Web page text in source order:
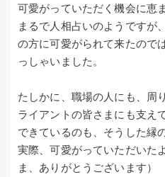
可愛がっていただく機会に恵
まるで人相占いのようですが
の方に可愛がられて来たので
っしゃいました。
たしかに、職場の人にも、周
ライアントの皆さまにも支え
できているのも、そうした縁
実際、可愛がっていただいた
ま、ありがとうございます）